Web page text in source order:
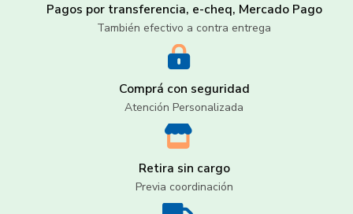
Pagos por transferencia, e-cheq, Mercado Pago
También efectivo a contra entrega
Comprá con seguridad
Atención Personalizada
Retira sin cargo
Previa coordinación